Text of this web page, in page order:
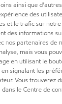
ainsi que
des
et le trafic sur notre
des informations
nos partenaires de
mais vous
en utilisant le
signalant les
Vous trouverez
le Centre de